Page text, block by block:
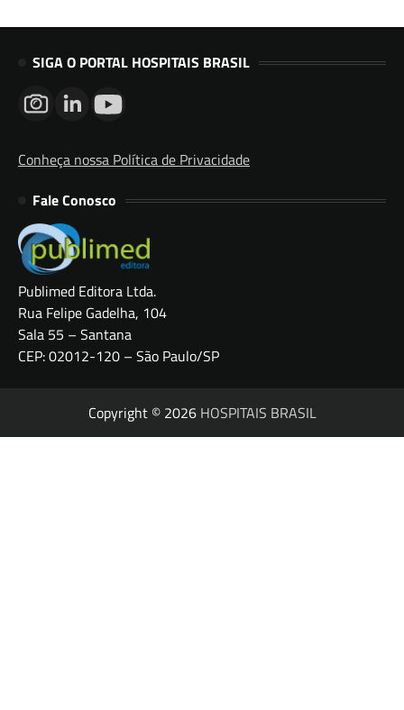
SIGA O PORTAL HOSPITAIS BRASIL
Conheça nossa Política de Privacidade
Fale Conosco
Publimed Editora Ltda.
Rua Felipe Gadelha, 104
Sala 55 – Santana
CEP: 02012-120 – São Paulo/SP
Copyright © 2026 HOSPITAIS BRASIL